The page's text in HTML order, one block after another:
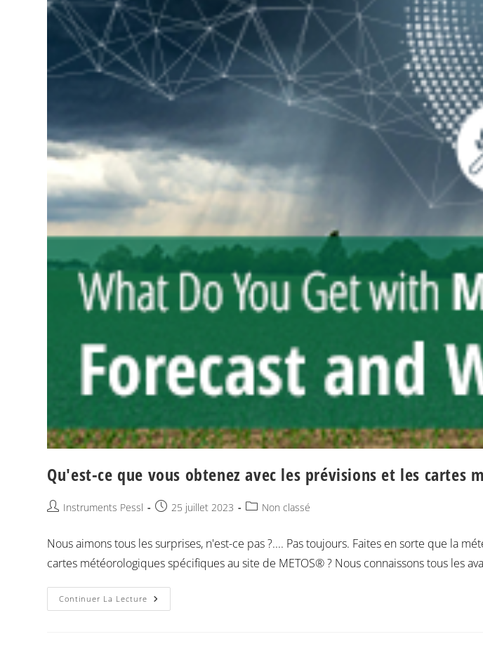
Qu'est-ce que vous obtenez avec les prévisions et les cartes
Instruments Pessl 25 juillet 2023 Non classé
Nous aimons tous les surprises, n'est-ce pas ?.... Pas toujours. Faites en sorte que la
cartes météorologiques spécifiques au site de METOS® ? Nous connaissons tous les
Continuer La Lecture